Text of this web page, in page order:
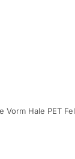
Vorm Hale PET